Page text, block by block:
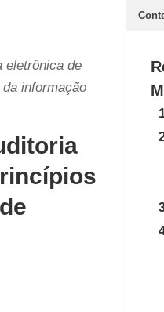
eletrônica de
informação